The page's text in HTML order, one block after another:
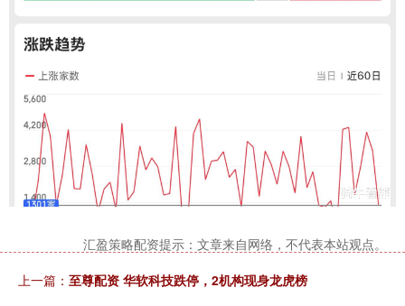
汇盈策略配资提示：文章来自网络，不代表本站观点。
上一篇： 至尊配资 华软科技跌停，2机构现身龙虎榜